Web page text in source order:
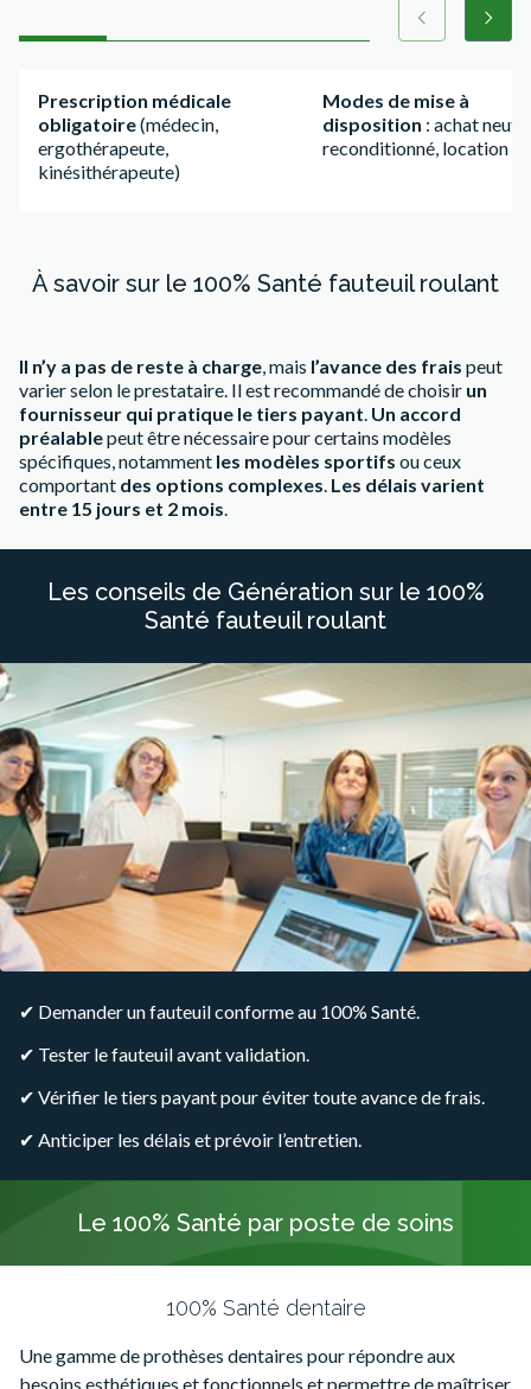
Diapositive numéro 1
Précédent
Prescription médicale
obligatoire(médecin,
ergothérapeute,
kinésithérapeute)
Modes de mise à
disposition : achat neuf,
reconditionné, location
À savoir sur le 100% Santé fauteuil roulant
Il n’y a pas de reste à charge , mais l’avance des frais peut
varier selon le prestataire. Il est recommandé de choisir un
fournisseur qui pratique le tiers payant Un accord
préalablepeut être nécessaire pour certains modèles
spécifiques, notamment les modèles sportifs ou ceux
comportant des options complexes Les délais varient
entre 15 jours et 2 mois
Les conseils de Génération sur le 100%
Santé fauteuil roulant
✔ Demander un fauteuil conforme au 100% Santé.
✔ Tester le fauteuil avant validation.
✔ Vérifier le tiers payant pour éviter toute avance de frais.
✔ Anticiper les délais et prévoir l’entretien.
Le 100% Santé par poste de soins
100% Santé dentaire
Une gamme de prothèses dentaires pour répondre aux
besoins esthétiques et fonctionnels et permettre de maîtriser